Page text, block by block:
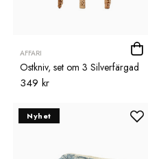
AFFARI
Ostkniv, set om 3 Silverfärgad
349 kr
Nyhet